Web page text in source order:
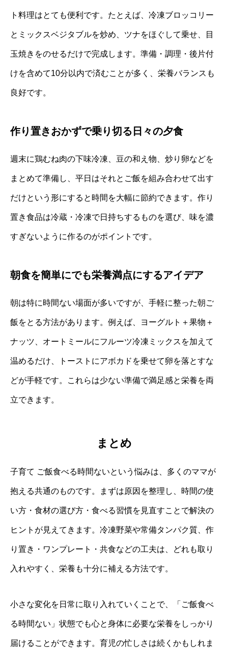
ト料理はとても便利です。たとえば、冷凍ブロッコリー
とミックスベジタブルを炒め、ツナをほぐして乗せ、目
玉焼きをのせるだけで完成します。準備・調理・後片付
けを含めて10分以内で済むことが多く、栄養バランスも
良好です。
作り置きおかずで乗り切る日々の夕食
週末に鶏むね肉の下味冷凍、豆の和え物、炒り卵などを
まとめて準備し、平日はそれとご飯を組み合わせて出す
だけという形にすると時間を大幅に節約できます。作り
置き食品は冷蔵・冷凍で日持ちするものを選び、味を濃
すぎないように作るのがポイントです。
朝食を簡単にでも栄養満点にするアイデア
朝は特に時間ない場面が多いですが、手軽に整った朝ご
飯をとる方法があります。例えば、ヨーグルト＋果物＋
ナッツ、オートミールにフルーツ冷凍ミックスを加えて
温めるだけ、トーストにアボカドを乗せて卵を落とすな
どが手軽です。これらは少ない準備で満足感と栄養を両
立できます。
まとめ
子育て ご飯食べる時間ないという悩みは、多くのママが
抱える共通のものです。まずは原因を整理し、時間の使
い方・食材の選び方・食べる習慣を見直すことで解決の
ヒントが見えてきます。冷凍野菜や常備タンパク質、作
り置き・ワンプレート・共食などの工夫は、どれも取り
入れやすく、栄養も十分に補える方法です。
小さな変化を日常に取り入れていくことで、「ご飯食べ
る時間ない」状態でも心と身体に必要な栄養をしっかり
届けることができます。育児の忙しさは続くかもしれま